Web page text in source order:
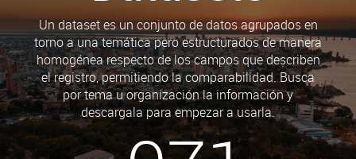
Un dataset es un conjunto de datos agrupados en
torno a una temática pero estructurados de manera
homogénea respecto de los campos que describen
el registro, permitiendo la comparabilidad. Busca
por tema u organización la información y
descargala para empezar a usarla.